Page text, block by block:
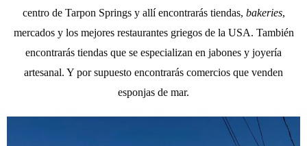
centro de Tarpon Springs y allí encontrarás tiendas, bakeries,
mercados y los mejores restaurantes griegos de la USA. También
encontrarás tiendas que se especializan en jabones y joyería
artesanal. Y por supuesto encontrarás comercios que venden
esponjas de mar.